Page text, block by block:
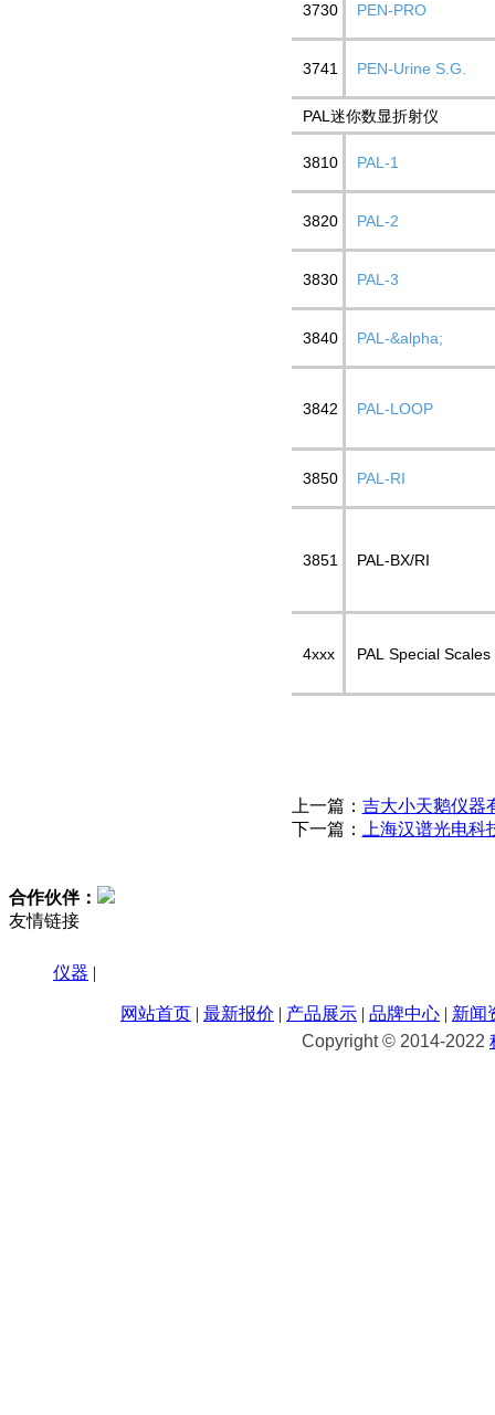
3730 PEN-PRO
3741 PEN-Urine S.G.
PAL迷你数显折射仪
3810 PAL-1
3820 PAL-2
3830 PAL-3
3840 PAL-&alpha;
3842 PAL-LOOP
3850 PAL-RI
3851 PAL-BX/RI
4xxx PAL Special Scales
上一篇： 吉大小天鹅仪器
下一篇：
上海汉谱光电
合作伙伴：
友情链接
仪器 |
网站首页 | 最新报价 | 产品展示 | 品牌中心 | 新闻
Copyright © 2014-2022